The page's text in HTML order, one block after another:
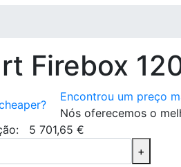
Firebox
Encontrou um preço
Nós oferecemos o
5 701,65 €
+